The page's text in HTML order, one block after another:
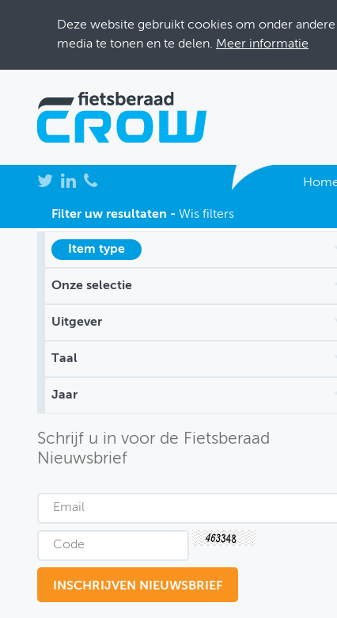
Deze website gebruikt cookies om onder
media te tonen en te delen. Meer informatie
NIEUWS
BIJEENKOMSTEN
KENNISBANK
ADRESSENBOEK
OVER FIETSBERAAD
Filter uw resultaten - Wis filters
Item type
Onze selectie
Uitgever
Taal
Jaar
Schrijf u in voor de Fietsberaad
Nieuwsbrief